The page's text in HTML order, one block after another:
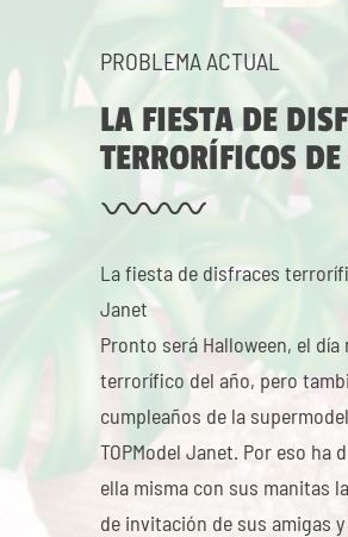
PROBLEMA ACTUAL
LA FIESTA DE
TERRORÍFICOS
La fiesta de disfraces
Janet
Pronto será Halloween, el día
terrorífico del año, pero
cumpleaños de la
TOPModel Janet. Por eso ha
ella misma con sus manitas
de invitación de sus amigas